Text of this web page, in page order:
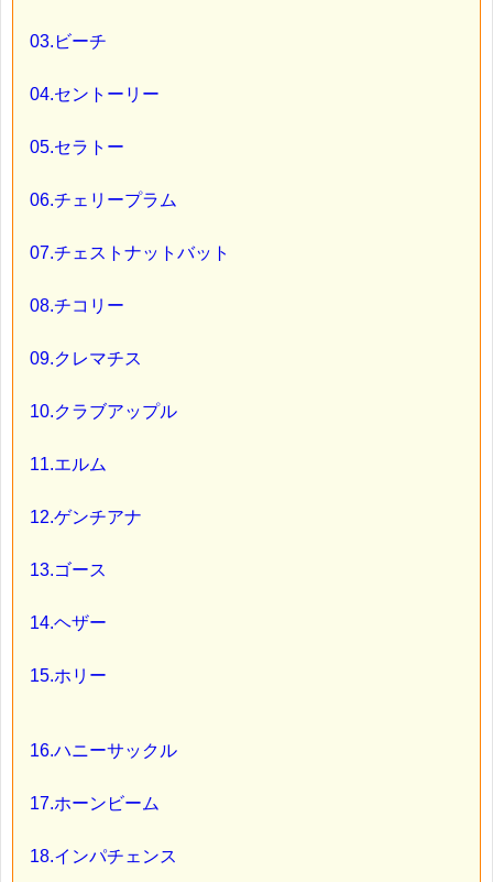
03.ビーチ
04.セントーリー
05.セラトー
06.チェリープラム
07.チェストナットバット
08.チコリー
09.クレマチス
10.クラブアップル
11.エルム
12.ゲンチアナ
13.ゴース
14.ヘザー
15.ホリー
16.ハニーサックル
17.ホーンビーム
18.インパチェンス